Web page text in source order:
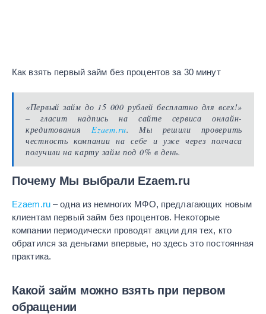
Как взять первый займ без процентов за 30 минут
«Первый займ до 15 000 рублей бесплатно для всех!»
– гласит надпись на сайте сервиса онлайн-
кредитования Ezaem.ru. Мы решили проверить
честность компании на себе и уже через полчаса
получили на карту займ под 0% в день.
Почему Мы выбрали Ezaem.ru
Ezaem.ru– одна из немногих МФО, предлагающих новым
клиентам первый займ без процентов. Некоторые
компании периодически проводят акции для тех, кто
обратился за деньгами впервые, но здесь это постоянная
практика.
Какой займ можно взять при первом
обращении